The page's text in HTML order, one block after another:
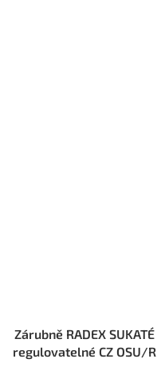
Zárubně RADEX SUKATÉ
regulovatelné CZ OSU/R